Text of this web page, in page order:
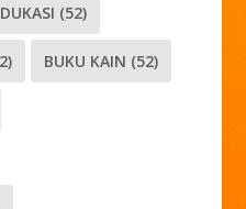
(52)
BUKU KAIN (52)